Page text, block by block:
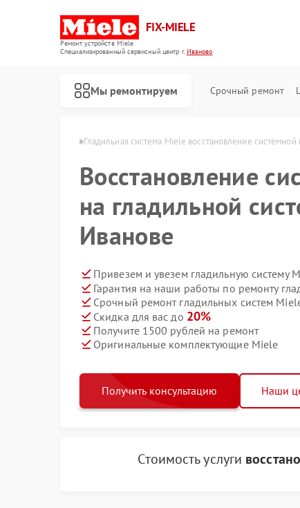
FIX-MIELE
Ремонт устройств Miele
Специализированный cервисный центр г.Иваново
Мы ремонтируем Срочный ремонт
Гладильная система Miele восстановление системной
Восстановление
на гладильной
Иванове
Привезем и увезем гладильную систему
Гарантия на наши работы по ремонту
Срочный ремонт гладильных систем
Скидка для вас до 20%
Получите 1500 рублей на ремонт
Оригинальные комплектующие Miele
Получить консультацию Наши
Стоимость услуги